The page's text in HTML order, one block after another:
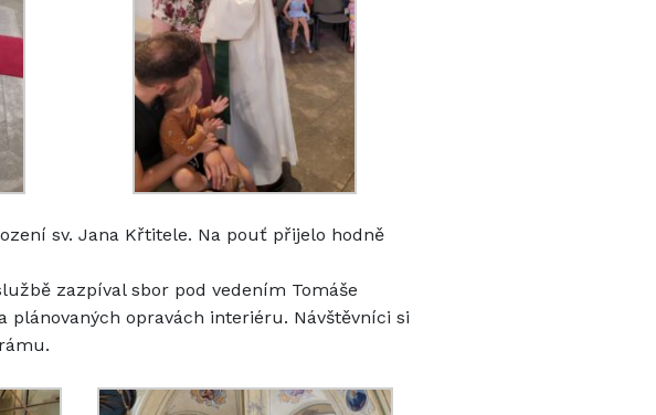
sv. Jana Křtitele. Na pouť přijelo hodně
zazpíval sbor pod vedením Tomáše
plánovaných opravách interiéru. Návštěvníci si